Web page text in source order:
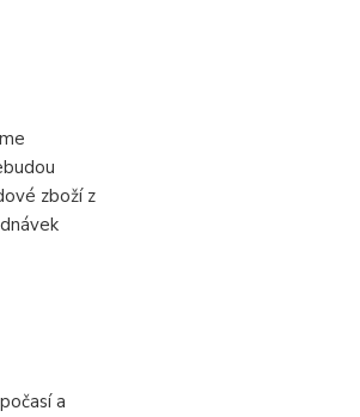
zboží z
a